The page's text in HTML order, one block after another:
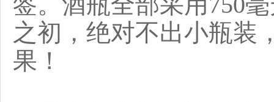
之初，绝对不出小瓶装
果！